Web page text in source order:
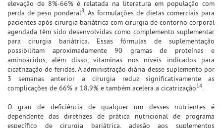
elevação de 8%-66% é relatada na literatura em população com
perda de peso ponderal8. As formulações de dietas comerciais para
pacientes após cirurgia bariátrica com cirurgia de contorno corporal
agendada têm sido desenvolvidas como complemento suplementar
para cirurgia bariátrica. Essas fórmulas de suplementação
possibilitam aproximadamente 90 gramas de proteínas e
aminoácidos, além disso, vitaminas nos níveis indicados para
cicatrização de feridas. A administração diária desse suplemento por
3 semanas anterior a cirurgia reduz significativamente as
complicações de 66% a 18.9% e também acelera a cicatrização14.
O grau de deficiência de qualquer um desses nutrientes é
dependente das diretrizes de prática nutricional de programa
específico de cirurgia bariátrica, adesão aos suplementos